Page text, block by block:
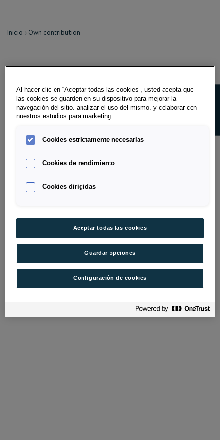
Inicio Own contribution
OWN CONTRIBUTION
Own contribution refers to existing funds that you
wish to contribute to the contract in order to reduce
your financing costs. The own contribution can be
desired.
Al hacer clic en “Aceptar todas las cookies”, usted acepta que
las cookies se guarden en su dispositivo para mejorar la
navegación del sitio, analizar el uso del mismo, y colaborar con
nuestros estudios para marketing.
Cookies estrictamente necesarias
Cookies de rendimiento
Cookies dirigidas
Aceptar todas las cookies
Guardar opciones
Configuración de cookies